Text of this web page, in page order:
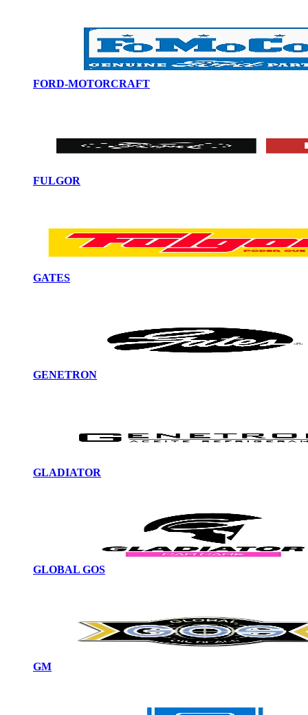
FORD-MOTORCRAFT
FULGOR
GATES
GENETRON
GLADIATOR
GLOBAL GOS
GM